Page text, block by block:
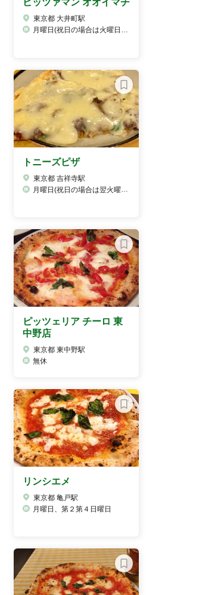
ピッツァマン オオイマチ
東京都 大井町駅
月曜日(祝日の場合は火曜日お休みです。)
トニーズピザ
東京都 吉祥寺駅
月曜日(祝日の場合は翌火曜日)
ピッツェリア チーロ 東
中野店
東京都 東中野駅
無休
リンシエメ
東京都 亀戸駅
月曜日、第２第４日曜日